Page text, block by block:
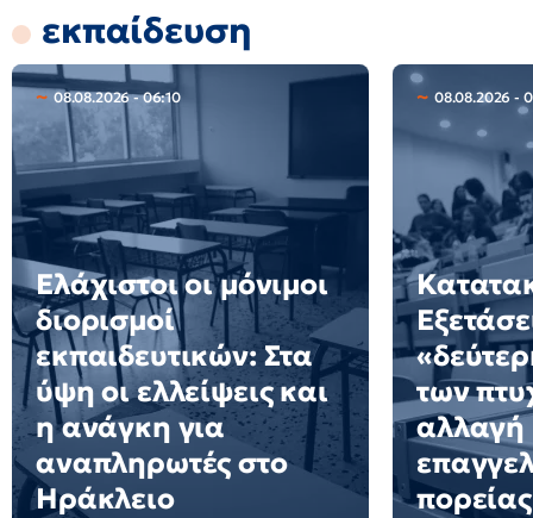
εκπαίδευση
08.08.2026 - 06:10
Ελάχιστοι οι μόνιμοι
διορισμοί
εκπαιδευτικών: Στα
ύψη οι ελλείψεις και
η ανάγκη για
αναπληρωτές στο
Ηράκλειο
08.08.2026 -
των
αλλαγή
πορείας